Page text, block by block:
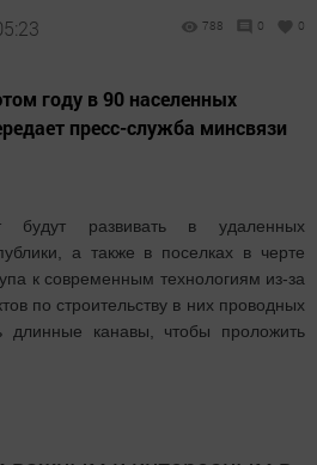
788 0 0
году в 90 населенных
пресс-служба минсвязи
будут развивать в удаленных
а также в поселках в черте
к современным технологиям из-за
по строительству в них проводных
длинные канавы, чтобы проложить